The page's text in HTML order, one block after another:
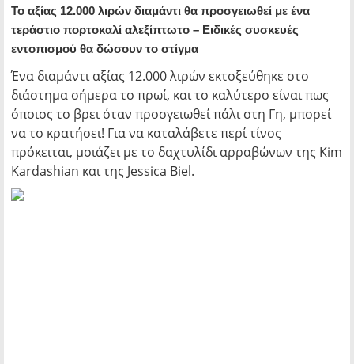
Το αξίας 12.000 λιρών διαμάντι θα προσγειωθεί με ένα
τεράστιο πορτοκαλί αλεξίπτωτο – Ειδικές συσκευές
εντοπισμού θα δώσουν το στίγμα
Ένα διαμάντι αξίας 12.000 λιρών εκτοξεύθηκε στο
διάστημα σήμερα το πρωί, και το καλύτερο είναι πως
όποιος το βρει όταν προσγειωθεί πάλι στη Γη, μπορεί
να το κρατήσει! Για να καταλάβετε περί τίνος
πρόκειται, μοιάζει με το δαχτυλίδι αρραβώνων της Kim
Kardashian και της Jessica Biel.